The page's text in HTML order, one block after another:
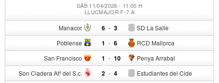
SÁB 11/04/2026 - 11:00 H
LLUCMAJOR F-7 A
Manacor 6 - SD La Salle
3
Poblense 1 - RCD Mallorca
6
San Francisco 1 - Penya Arrabal
10
Son Cladera Atº del S.c. 2 - Estudiantes del Cide
4